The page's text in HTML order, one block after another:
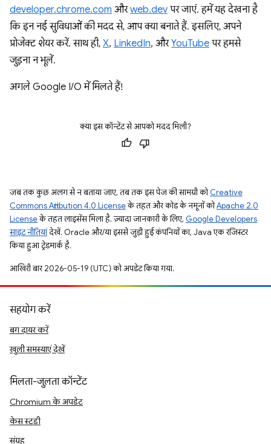
developer.chrome.com औरweb.dev पर जाएं. हमें यह देखना है
कि इन नई सुविधाओं की मदद से, आप क्या बनाते हैं. इसलिए, अपने
प्रोजेक्ट शेयर करें. साथ ही, X, LinkedIn, औरYouTube पर हमसे
जुड़ना न भूलें.
अगले Google I/O में मिलते हैं!
क्या इस कॉन्टेंट से आपको मदद मिली?
जब तक कुछ अलग से न बताया जाए, तब तक इस पेज की सामग्री कोCreative
Commons Attribution 4.0 Licenseके तहत और कोड के नमूनों कोApache 2.0
Licenseके तहत लाइसेंस मिला है. ज़्यादा जानकारी के लिए, Google Developers
साइट नीतियांदेखें. Oracle और/या इससे जुड़ी हुई कंपनियों का, Java एक रजिस्टर
किया हुआ ट्रेडमार्क है.
आखिरी बार 2026-05-19 (UTC) को अपडेट किया गया.
सहयोग करें
बग दायर करें
खुली समस्याएं देखें
मिलता-जुलता कॉन्टेंट
Chromium के अपडेट
केस स्टडी
संग्रह